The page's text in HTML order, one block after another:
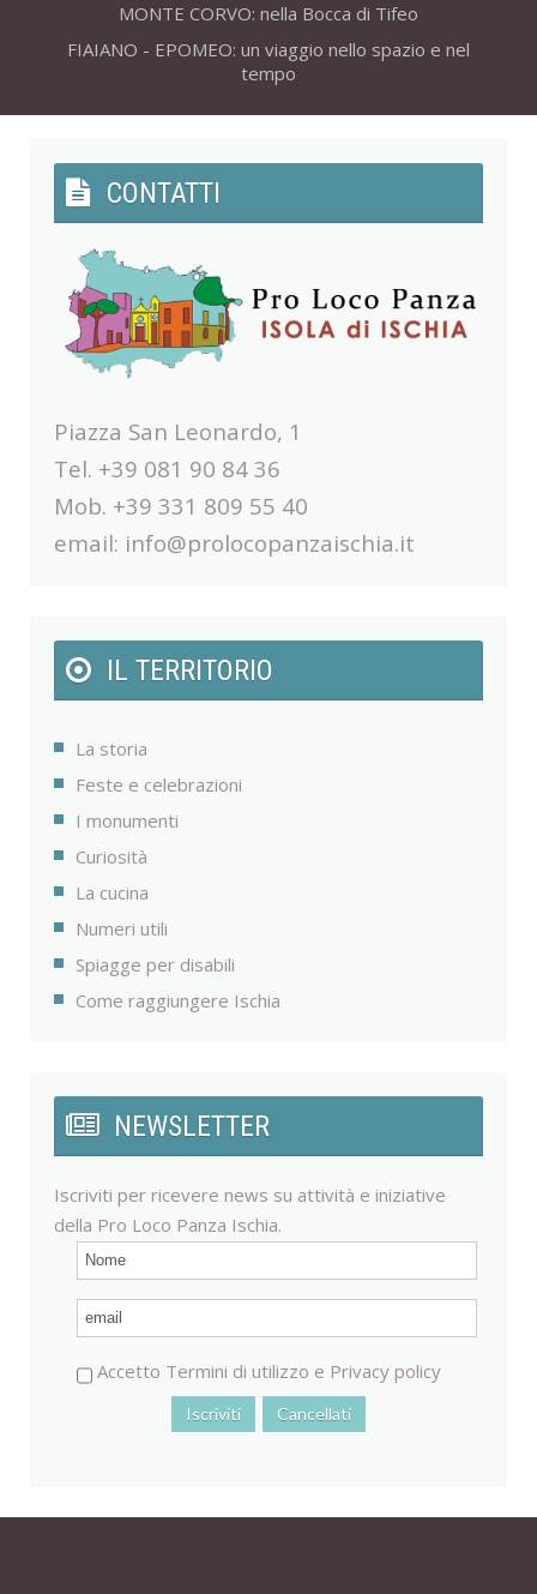
MONTE CORVO: nella Bocca di Tifeo
FIAIANO - EPOMEO: un viaggio nello spazio e nel
tempo
CONTATTI
Piazza San Leonardo, 1
Tel. +39 081 90 84 36
Mob. +39 331 809 55 40
email: info@prolocopanzaischia.it
IL TERRITORIO
La storia
Feste e celebrazioni
I monumenti
Curiosità
La cucina
Numeri utili
Spiagge per disabili
Come raggiungere Ischia
NEWSLETTER
Iscriviti per ricevere news su attività e iniziative
della Pro Loco Panza Ischia.
Accetto Termini di utilizzo e Privacy policy